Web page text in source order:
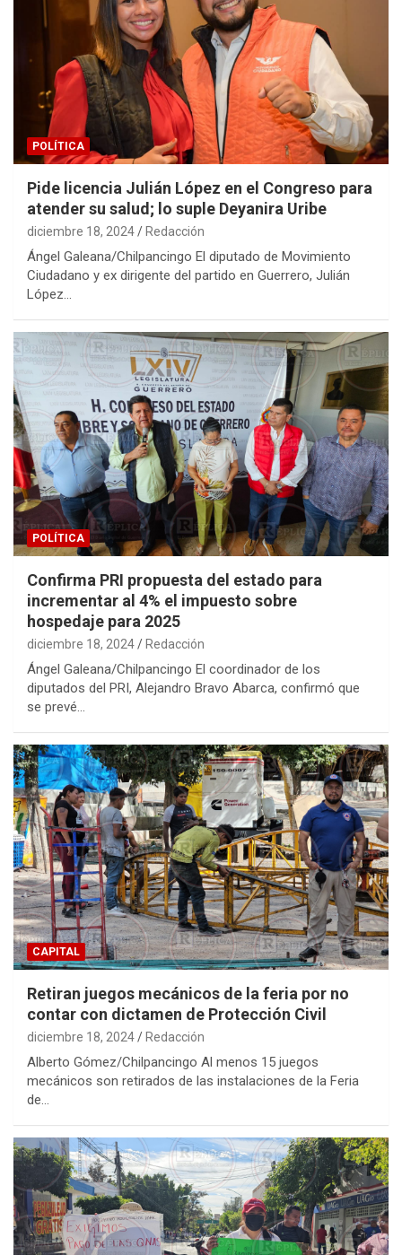
POLÍTICA
Pide licencia Julián López en el Congreso para
atender su salud; lo suple Deyanira Uribe
diciembre 18, 2024 Redacción
Ángel Galeana/Chilpancingo El diputado de Movimiento
Ciudadano y ex dirigente del partido en Guerrero, Julián
López…
POLÍTICA
Confirma PRI propuesta del estado para
incrementar al 4% el impuesto sobre
hospedaje para 2025
diciembre 18, 2024 Redacción
Ángel Galeana/Chilpancingo El coordinador de los
diputados del PRI, Alejandro Bravo Abarca, confirmó que
se prevé…
CAPITAL
Retiran juegos mecánicos de la feria por no
contar con dictamen de Protección Civil
diciembre 18, 2024 Redacción
Alberto Gómez/Chilpancingo Al menos 15 juegos
mecánicos son retirados de las instalaciones de la Feria
de…